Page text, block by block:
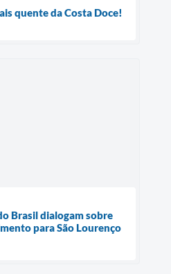
quente da Costa Doce!
Brasil dialogam sobre
para São Lourenço